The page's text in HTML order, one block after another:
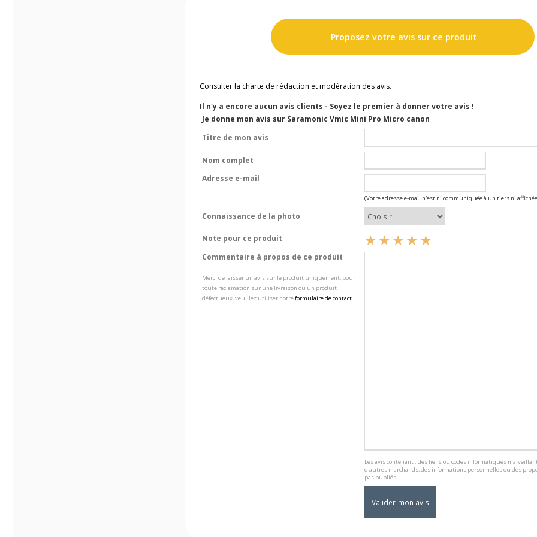
Proposez votre avis sur ce produit
Consulter la charte de rédaction et modération des avis.
Il n'y a encore aucun avis clients - Soyez le premier à donner votre avis !
Je donne mon avis sur Saramonic Vmic Mini Pro Micro canon
Titre de mon avis
Nom complet
Adresse e-mail
(Votre adresse e-mail n'est ni communiquée à un tiers ni
Connaissance de la photo
Note pour ce produit
Commentaire à propos de ce produit
Merci de laisser un avis sur le produit uniquement, pour
toute réclamation sur une livraison ou un produit
défectueux, veuillez utiliser notreformulaire de contact.
Les avis contenant : des liens ou codes informatiques
d'autres marchands, des informations personnelles ou des
pas publiés.